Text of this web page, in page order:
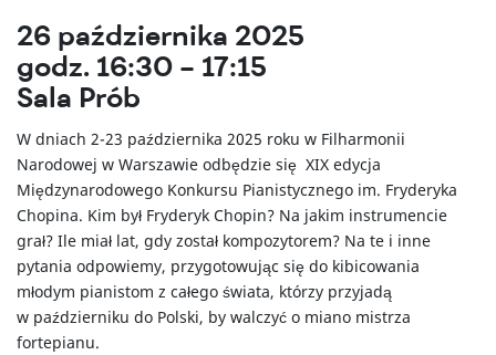
26 października 2025
godz. 16:30 – 17:15
Sala Prób
W dniach 2-23 października 2025 roku w Filharmonii
Narodowej w Warszawie odbędzie się XIX edycja
Międzynarodowego Konkursu Pianistycznego im. Fryderyka
Chopina. Kim był Fryderyk Chopin? Na jakim instrumencie
grał? Ile miał lat, gdy został kompozytorem? Na te i inne
pytania odpowiemy, przygotowując się do kibicowania
młodym pianistom z całego świata, którzy przyjadą
w październiku do Polski, by walczyć o miano mistrza
fortepianu.